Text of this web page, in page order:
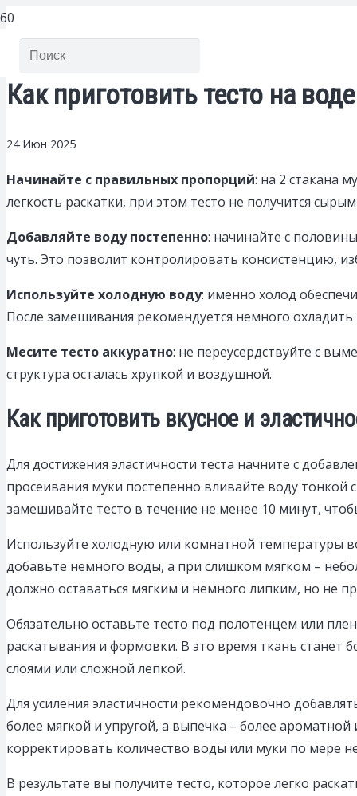
Как приготовить тесто на
24 Июн 2025
Начинайте с правильных пропорций: на 2 стакана
легкость раскатки, при этом тесто не получится
Добавляйте воду постепенно: начинайте с
чуть. Это позволит контролировать консистенцию,
Используйте холодную воду: именно холод
После замешивания рекомендуется немного
Месите тесто аккуратно: не переусердствуйте с
структура осталась хрупкой и воздушной.
Как приготовить вкусное и
Для достижения эластичности теста начните с
просеивания муки постепенно вливайте воду
замешивайте тесто в течение не менее 10 минут,
Используйте холодную или комнатной температуры
добавьте немного воды, а при слишком мягком –
должно оставаться мягким и немного липким, но не
Обязательно оставьте тесто под полотенцем или
раскатывания и формовки. В это время ткань станет
слоями или сложной лепкой.
Для усиления эластичности рекомендовочно
более мягкой и упругой, а выпечка – более
корректировать количество воды или муки по мере
В результате вы получите тесто, которое легко